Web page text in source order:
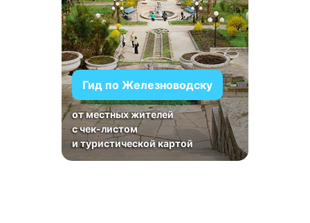
Гид по Железноводску
от местных жителей
с чек-листом
и туристической картой